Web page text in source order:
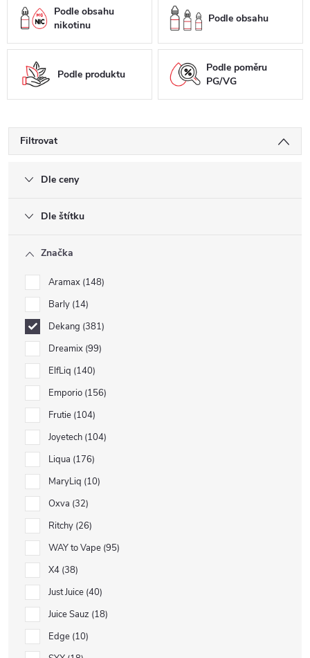
Podle obsahu
nikotinu
Podle obsahu
Podle produktu
Podle poměru
PG/VG
Filtrovat
Dle ceny
Dle štítku
Značka
Aramax 148
Barly 14
Dekang 381
Dreamix 99
ElfLiq 140
Emporio 156
Frutie 104
Joyetech 104
Liqua 176
MaryLiq 10
Oxva 32
Ritchy 26
WAY to Vape 95
X4 38
Just Juice 40
Juice Sauz 18
Edge 10